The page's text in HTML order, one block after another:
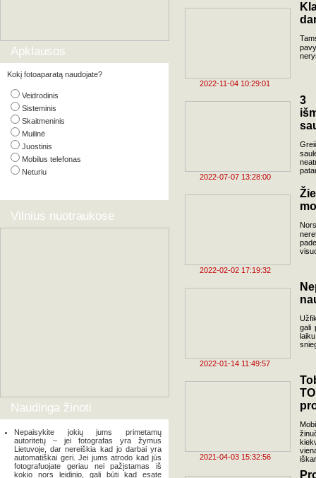
Apklausos
Kokį fotoaparatą naudojate?
Veidrodinis
Sisteminis
Skaitmeninis
Muilinė
Juostinis
Mobilus telefonas
Neturiu
Vilnius nuotraukose
Naudinga žinoti
Nepaisykite jokių jums primetamų
autoritetų – jei fotografas yra žymus
Lietuvoje, dar nereiškia kad jo darbai yra
automatiškai geri. Jei jums atrodo kad jūs
fotografuojate geriau nei pažįstamas iš
kokio nors leidinio, gali būti kad esate
2022-11-04 10:29:01
2022-07-07 13:28:00
3
2022-02-02 17:19:32
2022-01-14 11:49:57
gali
2021-04-03 15:32:56